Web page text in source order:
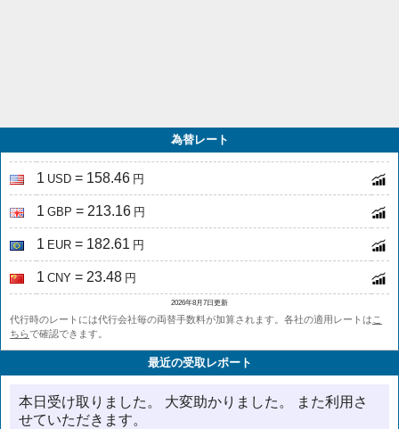
為替レート
1 USD = 158.46 円
1 GBP = 213.16 円
1 EUR = 182.61 円
1 CNY = 23.48 円
2026年8月7日更新
代行時のレートには代行会社毎の両替手数料が加算されます。各社の適用レートはこ
ちらで確認できます。
最近の受取レポート
本日受け取りました。 大変助かりました。 また利用さ
せていただきます。